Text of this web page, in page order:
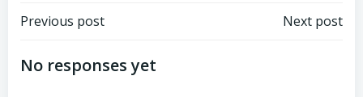
Post
navigation
Previous post Next post
No responses yet